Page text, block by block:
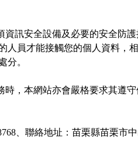
訊安全設備及必要的安全防
人員才能接觸您的個人資料，
分。
，本網站亦會嚴格要求其遵
、聯絡地址：苗栗縣苗栗市